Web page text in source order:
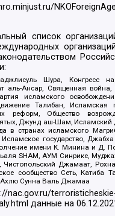
список
Шура, Конгресс
аль-Ансар, Священная война,
исламского
Талибан, Исламская
реформ, Общество
Джунд аш-Шам,
в странах исламского
государство,
имени К. Минина и Д.
SHAM, АУМ Синрике,
Чистопольский Джамаат,
сообщество Сеть, Катиба
Сунна Валь Джамаа
nac.gov.ru/
данные на